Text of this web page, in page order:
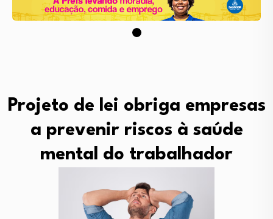
Projeto de lei obriga empresas
a prevenir riscos à saúde
mental do trabalhador